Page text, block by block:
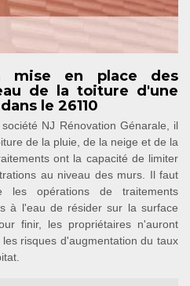
mise en place des
de la toiture d'une
le 26110
NJ Rénovation Génarale, il
de la pluie, de la neige et de la
ont la capacité de limiter
au niveau des murs. Il faut
opérations de traitements
à l'eau de résider sur la surface
finir, les propriétaires n'auront
risques d'augmentation du taux